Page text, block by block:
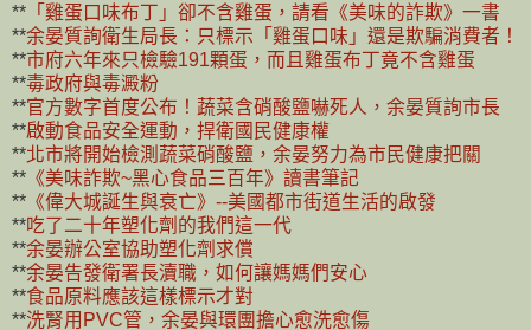
** 「雞蛋口味布丁」卻不含雞蛋，請看《美味的詐欺》一書
**余晏質詢衛生局長：只標示「雞蛋口味」還是欺騙消費者！
**市府六年來只檢驗191顆蛋，而且雞蛋布丁竟不含雞蛋
**毒政府與毒澱粉
**官方數字首度公布！蔬菜含硝酸鹽嚇死人，余晏質詢市長
**啟動食品安全運動，捍衛國民健康權
**北市將開始檢測蔬菜硝酸鹽，余晏努力為市民健康把關
** 《美味詐欺~黑心食品三百年》讀書筆記
** 《偉大城誕生與衰亡》--美國都市街道生活的啟發
**吃了二十年塑化劑的我們這一代
**余晏辦公室協助塑化劑求償
**余晏告發衛署長瀆職，如何讓媽媽們安心
**食品原料應該這樣標示才對
**洗腎用PVC管，余晏與環團擔心愈洗愈傷